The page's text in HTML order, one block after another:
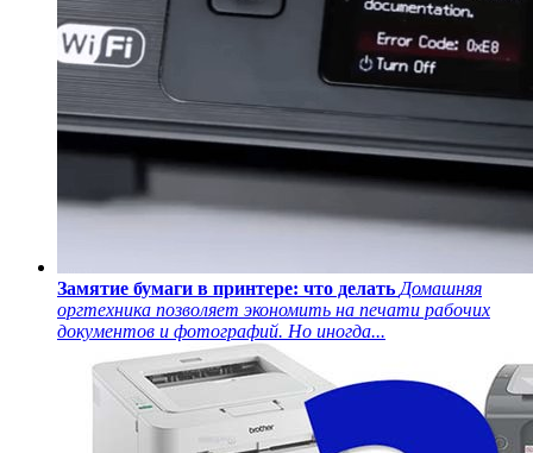
Замятие бумаги в принтере: что делать Домашняя
оргтехника позволяет экономить на печати рабочих
документов и фотографий. Но иногда...